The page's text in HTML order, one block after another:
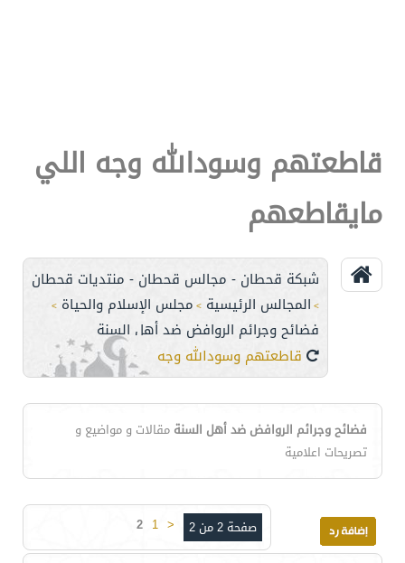
قاطعتهم وسودالله وجه اللي
مايقاطعهم
شبكة قحطان - مجالس قحطان - منتديات قحطان
> المجالس الرئيسية > مجلس الإسلام والحياة >
فضائح وجرائم الروافض ضد أهل السنة
قاطعتهم وسودالله وجه اللي مايقاطعهم
فضائح وجرائم الروافض ضد أهل السنة مقالات و مواضيع و
تصريحات اعلامية
صفحة 2 من 2 <
1
2